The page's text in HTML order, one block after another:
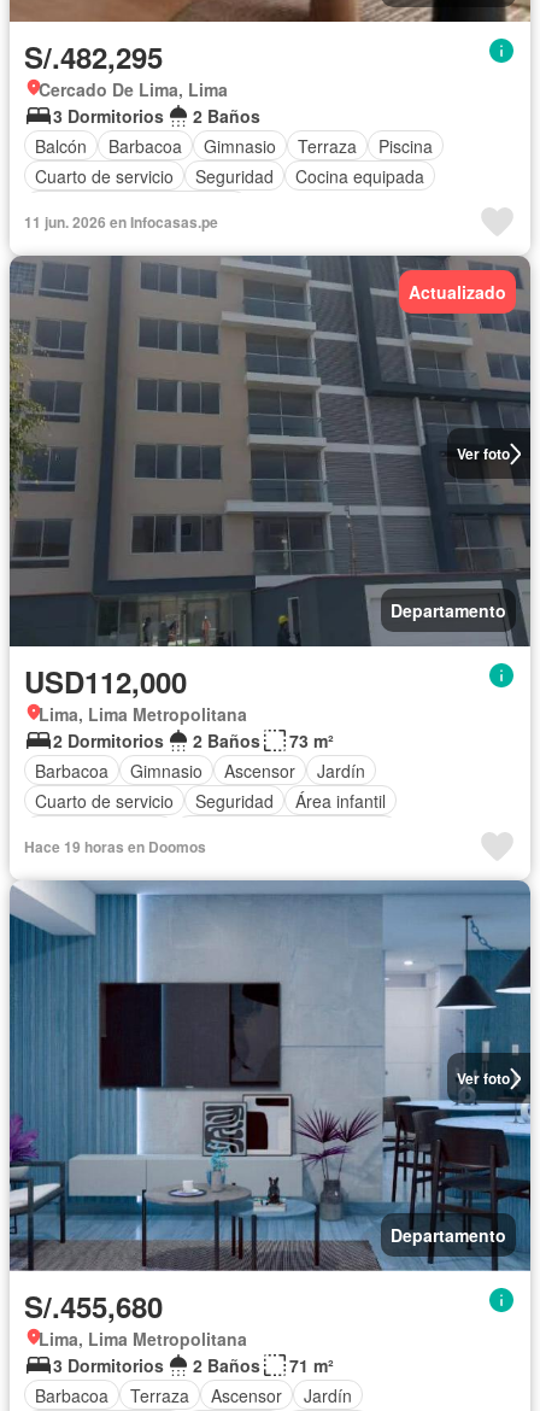
S/.482,295
Cercado De Lima, Lima
3 Dormitorios
2 Baños
Balcón
Barbacoa Gimnasio Terraza
Piscina
Cuarto de servicio
Seguridad
Cocina equipada
11 jun. 2026 en Infocasas.pe
Ver foto
Actualizado
Departamento
USD112,000
Lima, Lima Metropolitana
2 Dormitorios
2 Baños
73 m²
Barbacoa
Gimnasio Ascensor
Jardín
Cuarto de servicio
Seguridad
Área infantil
Hace 19 horas en Doomos
Ver foto
Departamento
S/.455,680
Lima, Lima Metropolitana
3 Dormitorios
2 Baños
71 m²
Barbacoa
Terraza Ascensor
Jardín